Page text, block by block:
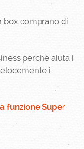
box comprano di
perchè aiuta i
i
funzione Super